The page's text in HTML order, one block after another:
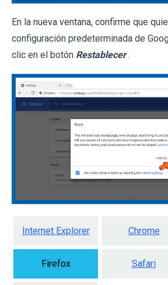
En la nueva ventana, confirme que
configuración predeterminada de
clic en el botón Restablecer .
Internet Explorer Chrome
Firefox Safari